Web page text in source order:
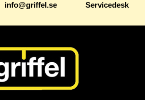
info@griffel.se Servicedesk